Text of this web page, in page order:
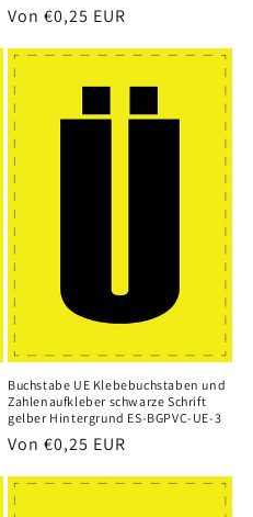
Normaler
Preis
Von €0,25 EUR
Buchstabe UE Klebebuchstaben und
Zahlenaufkleber schwarze Schrift
gelber Hintergrund ES-BGPVC-UE-3
Normaler
Von €0,25 EUR